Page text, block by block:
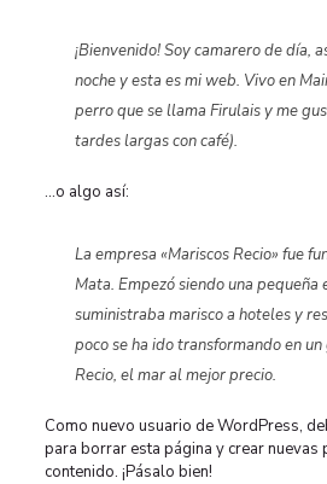
¡Bienvenido! Soy camarero de día,
noche y esta es mi web. Vivo en
perro que se llama Firulais y me
tardes largas con café).
…o algo así:
La empresa «Mariscos Recio» fue
Mata. Empezó siendo una pequeña
suministraba marisco a hoteles y
poco se ha ido transformando en
Recio, el mar al mejor precio.
Como nuevo usuario de WordPress,
para borrar esta página y crear nuevas
contenido. ¡Pásalo bien!